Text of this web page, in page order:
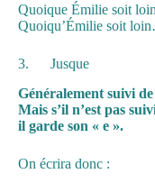
Quoique Émilie soit
Quoiqu’Émilie soit
3. Jusque
Généralement suivi
Mais s’il n’est pas
il garde son « e ».
On écrira donc :